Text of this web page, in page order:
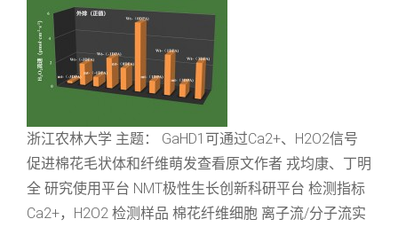
浙江农林大学 主题： GaHD1可通过Ca2+、H2O2信号
促进棉花毛状体和纤维萌发查看原文作者 戎均康、丁明
全 研究使用平台 NMT极性生长创新科研平台 检测指标
Ca2+，H2O2 检测样品 棉花纤维细胞 离子流/分子流实